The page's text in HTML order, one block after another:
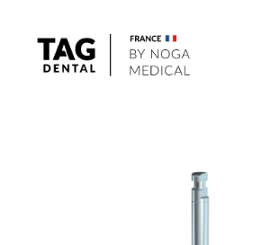
Implants